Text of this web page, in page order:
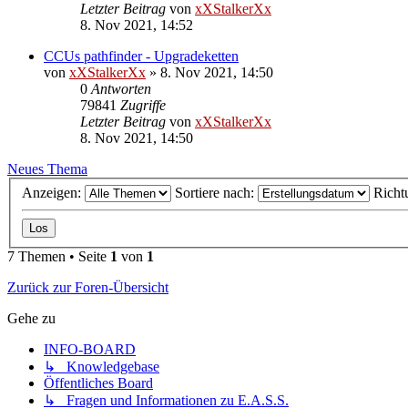
Letzter Beitrag von xXStalkerXx
8. Nov 2021, 14:52
CCUs pathfinder - Upgradeketten
von xXStalkerXx » 8. Nov 2021, 14:50
0Antworten
79841 Zugriffe
Letzter Beitrag von xXStalkerXx
8. Nov 2021, 14:50
Neues Thema
Anzeigen:
Sortiere nach:
7 Themen • Seite 1 von 1
Zurück zur Foren-Übersicht
Gehe zu
INFO-BOARD
↳ Knowledgebase
Öffentliches Board
↳ Fragen und Informationen zu E.A.S.S.